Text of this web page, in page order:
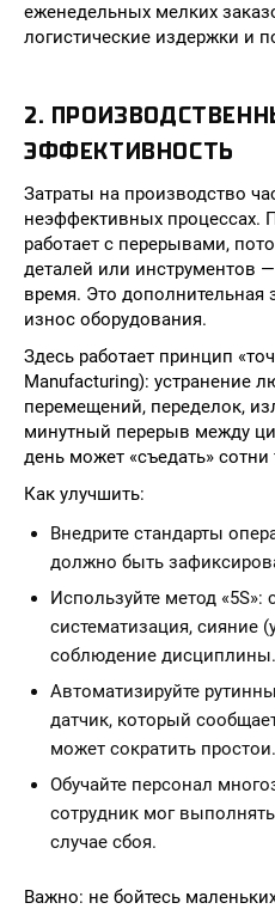
еженедельных мелких
логистические издержки и
2.
ЭФФЕКТИВНОСТЬ
Затраты на производство
неэффективных процессах.
работает с перерывами,
деталей или инструментов
время. Это дополнительная
износ оборудования.
Здесь работает принцип
Manufacturing): устранение
перемещений, переделок,
минутный перерыв между
день может «съедать»
Как улучшить:
Внедрите стандарты
должно быть
Используйте метод «5S»:
систематизация, сияние
соблюдение дисциплины.
Автоматизируйте
датчик, который
может сократить простои.
Обучайте персонал
сотрудник мог
случае сбоя.
Важно: не бойтесь